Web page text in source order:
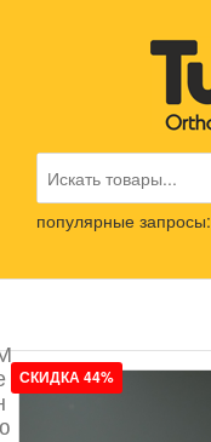
Tutubi.kz
популярные запросы:
СКИДКА 44%